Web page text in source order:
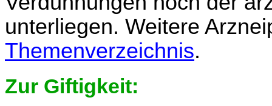
unterliegen. Weitere
Themenverzeichnis.
Zur Giftigkeit: